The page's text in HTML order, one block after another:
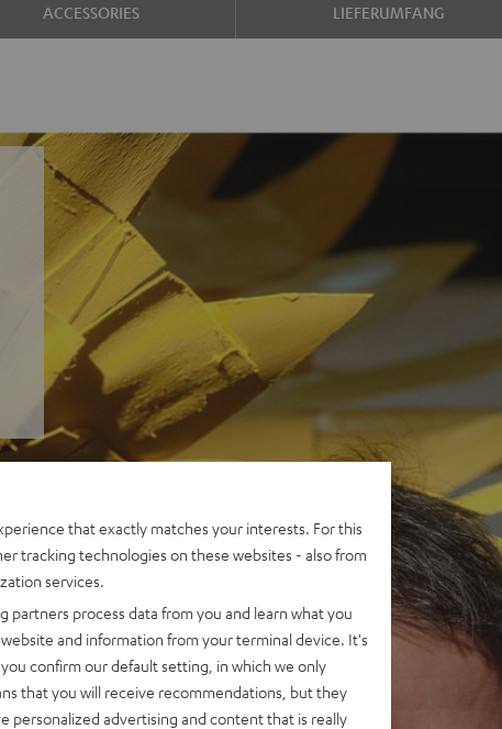
ACCESSORIES LIEFERUMFANG
that exactly matches your interests. For this
tracking technologies on these websites - also from
services.
partners process data from you and learn what you
and information from your terminal device. It's
, you confirm our default setting, in which we only
that you will receive recommendations, but they
personalized advertising and content that is really